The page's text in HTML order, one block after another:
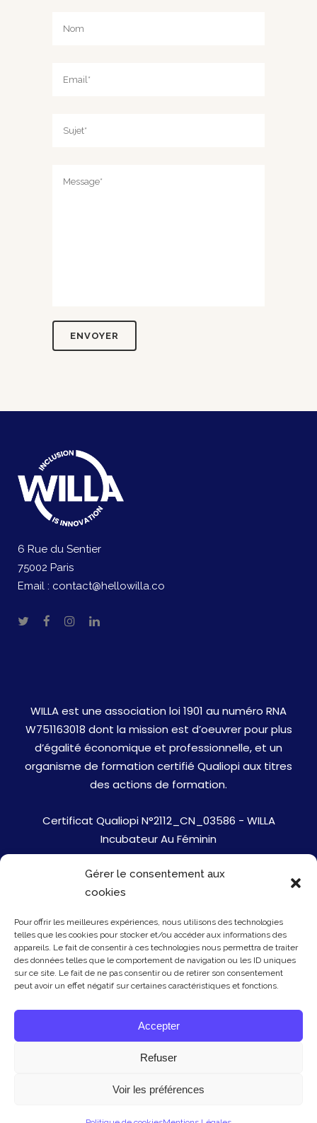
Gérer le consentement aux
cookies
Pour offrir les meilleures expériences, nous utilisons des technologies
telles que les cookies pour stocker et/ou accéder aux informations des
appareils. Le fait de consentir à ces technologies nous permettra de traiter
des données telles que le comportement de navigation ou les ID uniques
sur ce site. Le fait de ne pas consentir ou de retirer son consentement
peut avoir un effet négatif sur certaines caractéristiques et fonctions.
Accepter
Refuser
Voir les préférences
6 Rue du Sentier
75002 Paris
Email : contact@hellowilla.co
WILLA est une association loi 1901 au numéro RNA
W751163018 dont la mission est d’oeuvrer pour plus
d’égalité économique et professionnelle, et un
organisme de formation certifié Qualiopi aux titres
des actions de formation.
Certificat Qualiopi N°2112_CN_03586 - WILLA
Incubateur Au Féminin
Jobs
Mentions Légales
Politique de cookies
Presse